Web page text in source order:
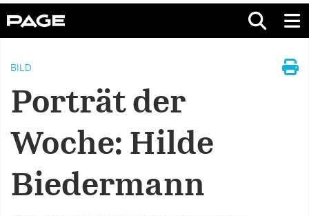
BILD
Porträt der
Woche: Hilde
Biedermann